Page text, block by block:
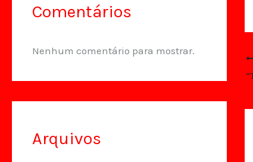
Comentários
Nenhum comentário para mostrar.
Arquivos